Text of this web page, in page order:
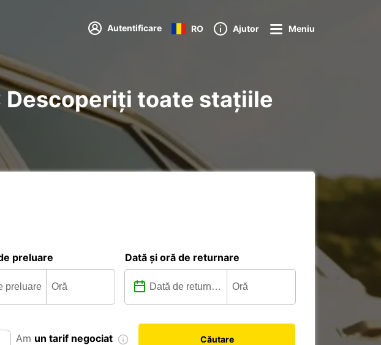
Autentificare RO Ajutor Meniu
toate stațiile
preluare Dată și oră de returnare
Am un tarif negociat Căutare